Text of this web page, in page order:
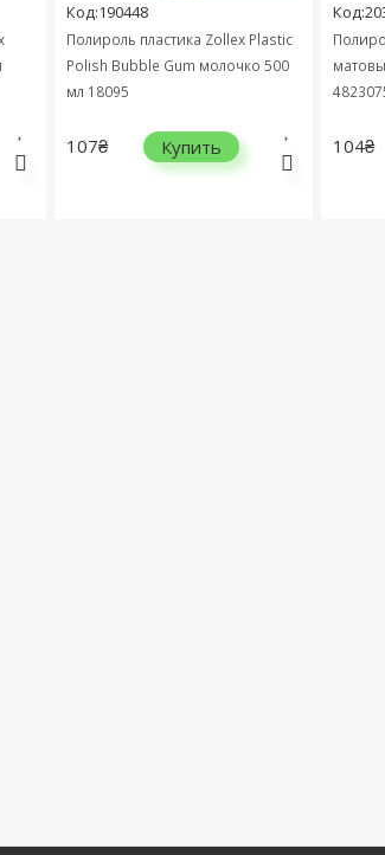
Код:190448
Полироль пластика Zollex Plastic
Polish Bubble Gum молочко 500
мл 18095
107₴ Купить 104₴